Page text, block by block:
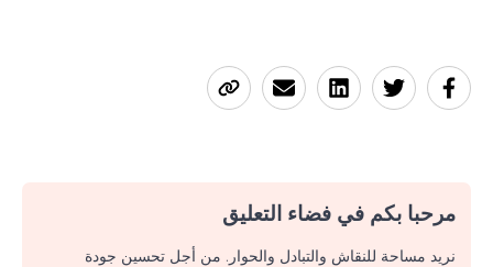
مرحبا بكم في فضاء التعليق
نريد مساحة للنقاش والتبادل والحوار. من أجل تحسين جودة